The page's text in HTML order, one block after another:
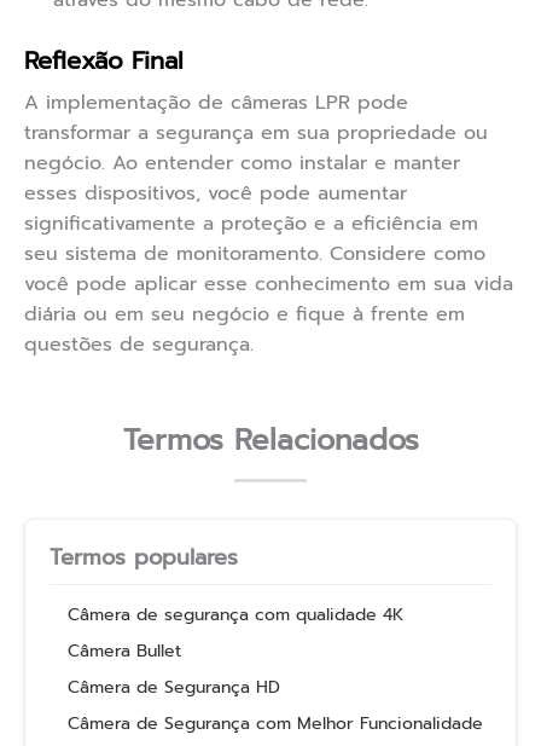
Reflexão Final
A implementação de câmeras LPR pode
transformar a segurança em sua propriedade ou
negócio. Ao entender como instalar e manter
esses dispositivos, você pode aumentar
significativamente a proteção e a eficiência em
seu sistema de monitoramento. Considere como
você pode aplicar esse conhecimento em sua vida
diária ou em seu negócio e fique à frente em
questões de segurança.
Termos Relacionados
Termos populares
Câmera de segurança com qualidade 4K
Câmera Bullet
Câmera de Segurança HD
Câmera de Segurança com Melhor Funcionalidade